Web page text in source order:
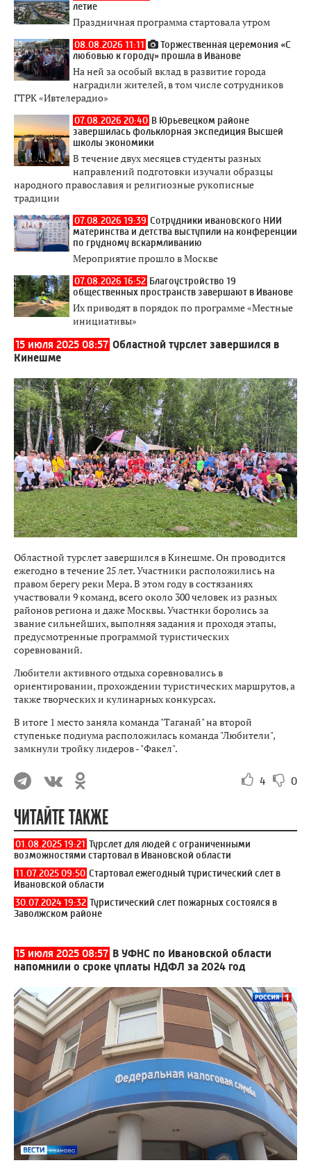
летие
Праздничная программа стартовала утром
08.08.2026 11:11
Торжественная церемония «С
любовью к городу» прошла в Иванове
На ней за особый вклад в развитие города
наградили жителей, в том числе сотрудников
ГТРК «Ивтелерадио»
07.08.2026 20:40 В Юрьевецком районе
завершилась фольклорная экспедиция Высшей
школы экономики
В течение двух месяцев студенты разных
направлений подготовки изучали образцы
народного православия и религиозные рукописные
традиции
07.08.2026 19:39 Сотрудники ивановского НИИ
материнства и детства выступили на конференции
по грудному вскармливанию
Мероприятие прошло в Москве
07.08.2026 16:52 Благоустройство 19
общественных пространств завершают в Иванове
Их приводят в порядок по программе «Местные
инициативы»
15 июля 2025 08:57 Областной турслет завершился в
Кинешме
Областной турслет завершился в Кинешме. Он проводится
ежегодно в течение 25 лет. Участники расположились на
правом берегу реки Мера. В этом году в состязаниях
участвовали 9 команд, всего около 300 человек из разных
районов региона и даже Москвы. Участнки боролись за
звание сильнейших, выполняя задания и проходя этапы,
предусмотренные программой туристических
соревнований.
Любители активного отдыха соревновались в
ориентировании, прохождении туристических маршрутов, а
также творческих и кулинарных конкурсах.
В итоге 1 место заняла команда "Таганай" на второй
ступеньке подиума расположилась команда "Любители",
замкнули тройку лидеров - "Факел".
4 0
ЧИТАЙТЕ ТАКЖЕ
01.08.2025 19:21 Турслет для людей с ограниченными
возможностями стартовал в Ивановской области
11.07.2025 09:50 Стартовал ежегодный туристический слет в
Ивановской области
30.07.2024 19:32 Туристический слет пожарных состоялся в
Заволжском районе
15 июля 2025 08:57 В УФНС по Ивановской области
напомнили о сроке уплаты НДФЛ за 2024 год